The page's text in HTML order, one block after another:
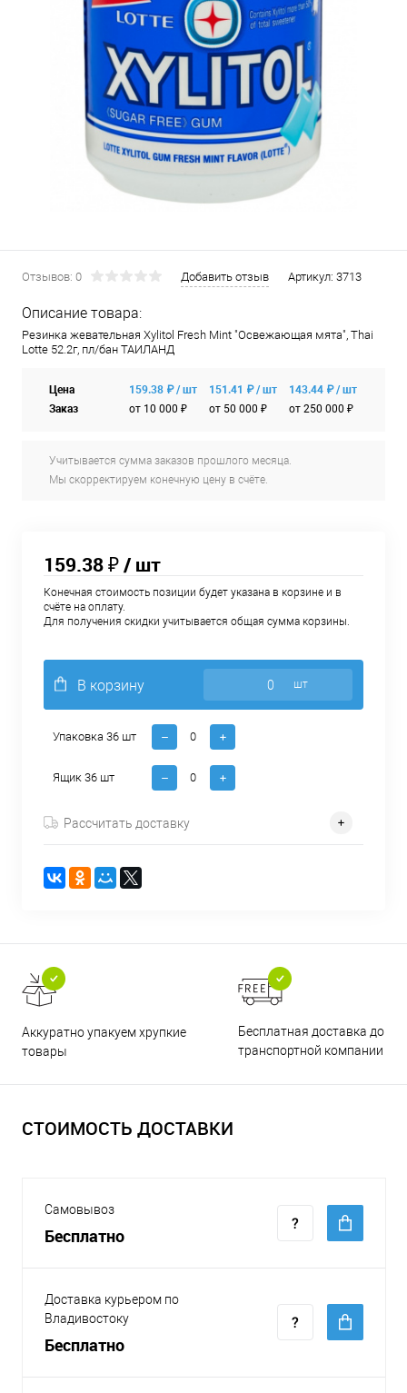
Отзывов: 0 Добавить отзыв Артикул: 3713
Описание товара:
Резинка жевательная Xylitol Fresh Mint "Освежающая мята", Thai
Lotte 52.2г, пл/бан ТАИЛАНД
Цена
Заказ
159.38 ₽ / шт
от 10 000 ₽
151.41 ₽ / шт
от 50 000 ₽
143.44 ₽ / шт
от 250 000 ₽
Учитывается сумма заказов прошлого месяца.
Мы скорректируем конечную цену в счёте.
159.38 ₽/ шт
Конечная стоимость позиции будет указана в корзине и в
счёте на оплату.
Для получения скидки учитывается общая сумма корзины.
В корзину шт
Упаковка 36 шт
Ящик 36 шт
Рассчитать доставку
Аккуратно упакуем хрупкие
товары
Бесплатная доставка до
транспортной компании
СТОИМОСТЬ ДОСТАВКИ
Самовывоз
Бесплатно
Доставка курьером по
Владивостоку
Бесплатно